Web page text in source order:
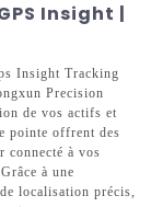
Insight |
Insight Tracking
Precision
de vos actifs et
pointe offrent des
connecté à vos
à une
localisation précis,